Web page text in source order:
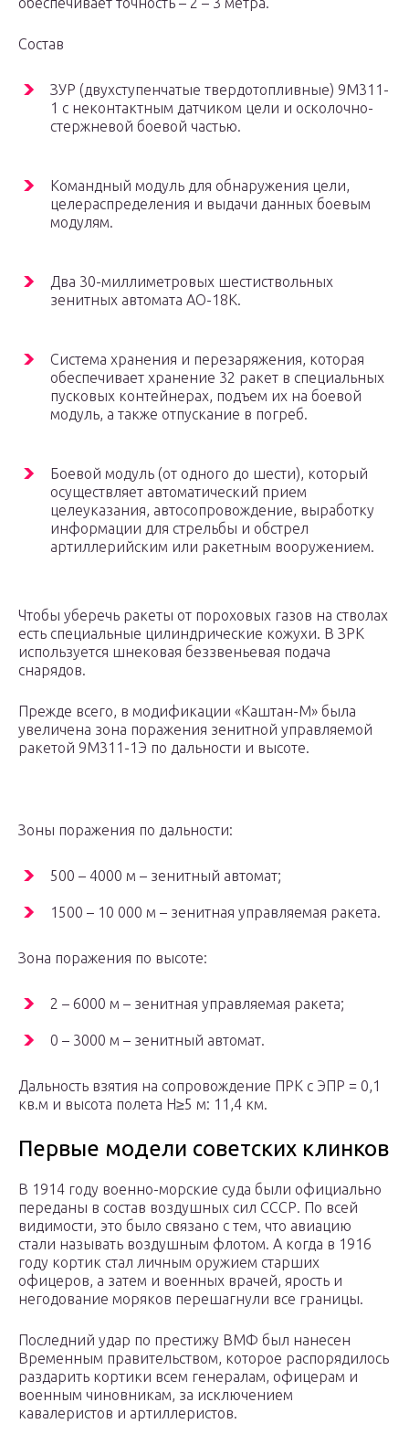
Состав
ЗУР (двухступенчатые твердотопливные) 9М311-
1 с неконтактным датчиком цели и осколочно-
стержневой боевой частью.
Командный модуль для обнаружения цели,
целераспределения и выдачи данных боевым
модулям.
Два 30-миллиметровых шестиствольных
зенитных автомата АО-18К.
Система хранения и перезаряжения, которая
обеспечивает хранение 32 ракет в специальных
пусковых контейнерах, подъем их на боевой
модуль, а также отпускание в погреб.
Боевой модуль (от одного до шести), который
осуществляет автоматический прием
целеуказания, автосопровождение, выработку
информации для стрельбы и обстрел
артиллерийским или ракетным вооружением.
Чтобы уберечь ракеты от пороховых газов на стволах
есть специальные цилиндрические кожухи. В ЗРК
используется шнековая беззвеньевая подача
снарядов.
Прежде всего, в модификации «Каштан-М» была
увеличена зона поражения зенитной управляемой
ракетой 9М311-1Э по дальности и высоте.
Зоны поражения по дальности:
500 – 4000 м – зенитный автомат;
1500 – 10 000 м – зенитная управляемая ракета.
Зона поражения по высоте:
2 – 6000 м – зенитная управляемая ракета;
0 – 3000 м – зенитный автомат.
Дальность взятия на сопровождение ПРК с ЭПР = 0,1
кв.м и высота полета Н≥5 м: 11,4 км.
Первые модели советских клинков
В 1914 году военно-морские суда были официально
переданы в состав воздушных сил СССР. По всей
видимости, это было связано с тем, что авиацию
стали называть воздушным флотом. А когда в 1916
году кортик стал личным оружием старших
офицеров, а затем и военных врачей, ярость и
негодование моряков перешагнули все границы.
Последний удар по престижу ВМФ был нанесен
Временным правительством, которое распорядилось
раздарить кортики всем генералам, офицерам и
военным чиновникам, за исключением
кавалеристов и артиллеристов.